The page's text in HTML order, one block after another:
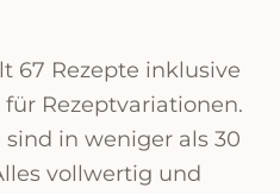
67 Rezepte inklusive
Rezeptvariationen.
in weniger als 30
vollwertig und